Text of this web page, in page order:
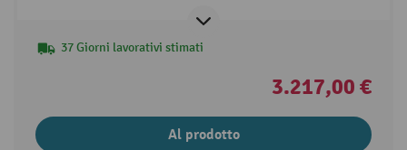
37 Giorni lavorativi stimati
3.217,00 €
Al prodotto